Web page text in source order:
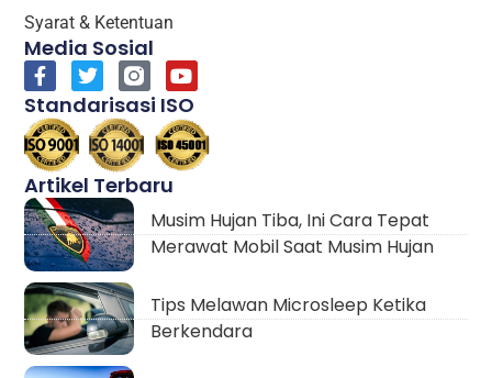
Artikel Terbaru
Musim Hujan Tiba, Ini Cara Tepat
Merawat Mobil Saat Musim Hujan
Tips Melawan Microsleep Ketika
Berkendara
Syarat & Ketentuan
Media Sosial
Standarisasi ISO